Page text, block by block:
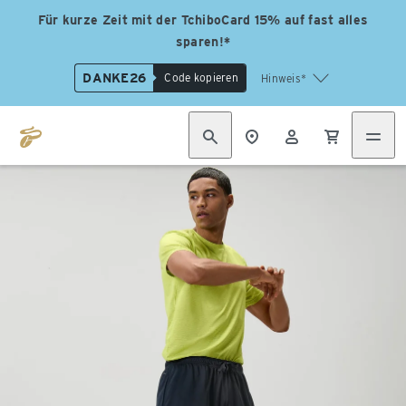
Für kurze Zeit mit der TchiboCard 15% auf fast alles
sparen!*
DANKE26 Code kopieren Hinweis*